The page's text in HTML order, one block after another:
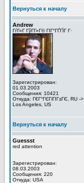
Вернуться к началу
Andrew
ГѓГ«Г ГўГ­Г»Г© ГІГ°ГҐГЇГ Г·
Зарегистрирован:
01.03.2003
Сообщения: 10421
Откуда: Г€Г°ГЄГіГІГ±ГЄ, RU ->
Los Angeles, US
Вернуться к началу
Guessst
red attention
Зарегистрирован:
08.03.2003
Сообщения: 220
Откуда: USA